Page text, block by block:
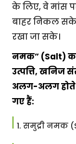
के लिए, वे मांस
बाहर निकल
रखा जा सके।
नमक” (Salt)
उत्पत्ति, खनिज
अलग-अलग होते
गए हैं:
समुद्री नमक